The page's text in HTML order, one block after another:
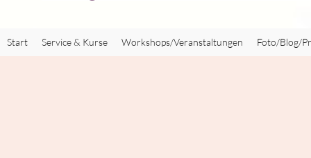
Start Service & Kurse Workshops/Veranstaltungen Foto/Blog/